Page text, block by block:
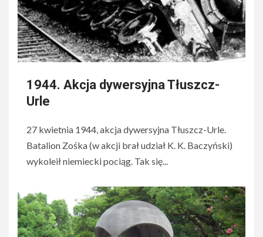
1944. Akcja dywersyjna Tłuszcz-
Urle
27 kwietnia 1944, akcja dywersyjna Tłuszcz-Urle.
Batalion Zośka (w akcji brał udział K. K. Baczyński)
wykoleił niemiecki pociąg. Tak się...